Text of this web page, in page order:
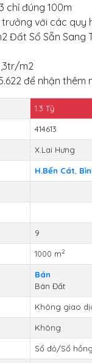
chỉ đúng 100m
với các quy
Đất Sổ Sẵn Sang
m2
để nhận thêm
1.3 Tỷ
414613
X.Lai Hưng
H.Bến Cát
9
1000 m2
Bán
Bán Đất
Không giao
Không
Sổ đỏ/Sổ hồng